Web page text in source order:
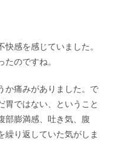
感を感じていました。
のですね。
か痛みがありました。で
胃ではない、ということ
部膨満感、吐き気、腹
繰り返していた気がしま